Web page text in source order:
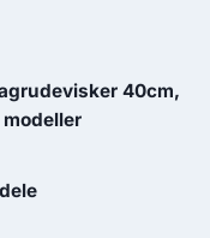
40cm,
modeller